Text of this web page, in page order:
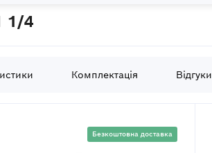
1/4
Комплектація Відгуки
Безкоштовна доставка